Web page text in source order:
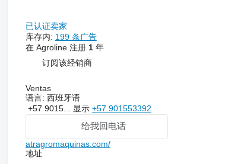
已认证卖家
库存内: 199 条广告
在 Agroline 注册 1年
订阅该经销商
Ventas
语言: 西班牙语
+57 9015... 显示 +57 901553392
给我回电话
atragromaquinas.com/
地址